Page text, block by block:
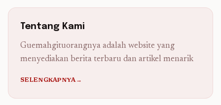
Tentang Kami
Guemahgituorangnya adalah website yang
menyediakan berita terbaru dan artikel menarik
SELENGKAPNYA→